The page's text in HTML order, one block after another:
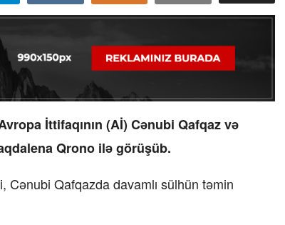
İttifaqının (Aİ) Cənubi Qafqaz və
Qrono ilə görüşüb.
Qafqazda davamlı sülhün təmin